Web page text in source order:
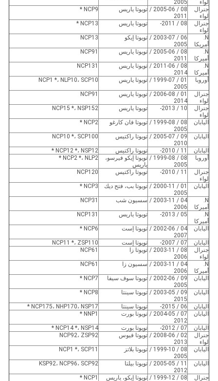
لواء
2005
جنرال
لواء
08 / 2005-06 /
2011
تويوتا ياريس NCP9 *
جنرال
لواء
08 / 2011- تويوتا ياريس NCP13 *
N.
أمريكا
06 / 2003-07 /
2005
تويوتا إيكو NCP13
N.
أميركا
08 / 2005-06 /
2011
تويوتا ياريس NCP91
N.
أميركا
08 / 2011-06 /
2014
تويوتا ياريس NCP131
أوروبا
01 / 1999-07 /
2005
تويوتا ياريس NCP1 *، NLP10، SCP10
جنرال
لواء
01 / 2006-08 /
2014
تويوتا ياريس NCP91
جنرال
لواء
10 / 2013- تويوتا ياريس NCP15 *، NSP152
اليابان
08 / 1999-08 /
2005
تويوتا فان كارغو NCP2 *
اليابان
09 / 2005-07 /
2010
تويوتا راكتيس NCP10 *، SCP100
اليابان 11 / 2010- تويوتا راكتيس
NCP12 *، NSP12 *
أوروبا
08 / 1999-08 /
2005
تويوتا إيكو فيرسو،
ياريس
NCP2 *، NLP2 *
جنرال
لواء
11 / 2010- تويوتا راكتيس NCP120
اليابان
01 / 2000-11 /
2005
تويوتا بب، فتح ديك NCP3 *
N.
أميركا
04 / 2003-11 /
2006
سسيون شب NCP31
N.
أميركا
05 / 2013- تويوتا ياريس NCP131
اليابان
04 / 2002-06 /
2007
تويوتا إست NCP6 *
اليابان 07 / 2007- تويوتا إست
NCP11 *، ZSP110
جنرال
لواء
08 / 2003-11 /
2006
تويوتا زا NCP61
N.
أميركا
04 / 2003-11 /
2006
سسيون زا NCP61
اليابان
09 / 2002-06 /
2005
تويوتا سوف سيفا NCP7 *
اليابان
09 / 2003-05 /
2015
تويوتا سينتا NCP8 *
اليابان 06 / 2015- تويوتا سينتا
NCP175، NHP170، NSP17 *
اليابان
07 / 2004-05 /
2012
تويوتا بورت NNP1 *
اليابان 07 / 2012- تويوتا بورت
NCP14 *، NSP14 *
جنرال
لواء
02 / 2008-06 /
2013
تويوتا فيوس NCP92، ZSP92
اليابان
08 / 1999-10 /
2005
تويوتا بلاتز NCP1 *، SCP11
اليابان
11 / 2005-05 /
2012
تويوتا بيلتا KSP92، NCP96، SCP92
جنرال
08 / 1999-12 / تويوتا إيكو، ياريس NCP1 *